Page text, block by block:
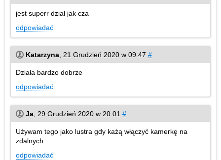
jest superr dział jak cza
odpowiadać
Katarzyna 21 Grudzień 2020 w 09:47 #
Działa bardzo dobrze
odpowiadać
Ja 29 Grudzień 2020 w 20:01 #
Używam tego jako lustra gdy każą włączyć kamerkę na
zdalnych
odpowiadać